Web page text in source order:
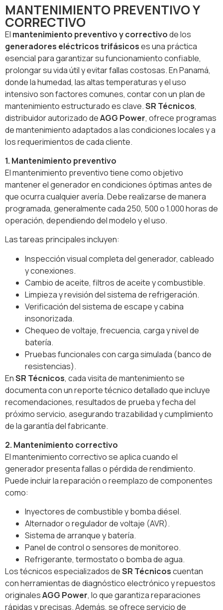
MANTENIMIENTO PREVENTIVO Y
CORRECTIVO
El mantenimiento preventivo y correctivode los
generadores eléctricos trifásicoses una práctica
esencial para garantizar su funcionamiento confiable,
prolongar su vida útil y evitar fallas costosas. En Panamá,
donde la humedad, las altas temperaturas y el uso
intensivo son factores comunes, contar con un plan de
mantenimiento estructurado es clave.SR Técnicos,
distribuidor autorizado deAGG Power, ofrece programas
de mantenimiento adaptados a las condiciones locales y a
los requerimientos de cada cliente.
1. Mantenimiento preventivo
El mantenimiento preventivo tiene como objetivo
mantener el generador en condiciones óptimas antes de
que ocurra cualquier avería. Debe realizarse de manera
programada, generalmente cada 250, 500 o 1.000 horas de
operación, dependiendo del modelo y el uso.
Las tareas principales incluyen:
Inspección visual completa del generador, cableado
y conexiones.
Cambio de aceite, filtros de aceite y combustible.
Limpieza y revisión del sistema de refrigeración.
Verificación del sistema de escape y cabina
insonorizada.
Chequeo de voltaje, frecuencia, carga y nivel de
batería.
Pruebas funcionales con carga simulada (banco de
resistencias).
EnSR Técnicos, cada visita de mantenimiento se
documenta con un reporte técnico detallado que incluye
recomendaciones, resultados de prueba y fecha del
próximo servicio, asegurando trazabilidad y cumplimiento
de la garantía del fabricante.
2. Mantenimiento correctivo
El mantenimiento correctivo se aplica cuando el
generador presenta fallas o pérdida de rendimiento.
Puede incluir la reparación o reemplazo de componentes
como:
Inyectores de combustible y bomba diésel.
Alternador o regulador de voltaje (AVR).
Sistema de arranque y batería.
Panel de control o sensores de monitoreo.
Refrigerante, termostato o bomba de agua.
Los técnicos especializados deSR Técnicoscuentan
con herramientas de diagnóstico electrónico y repuestos
originalesAGG Power, lo que garantiza reparaciones
rápidas y precisas. Además, se ofrece servicio de